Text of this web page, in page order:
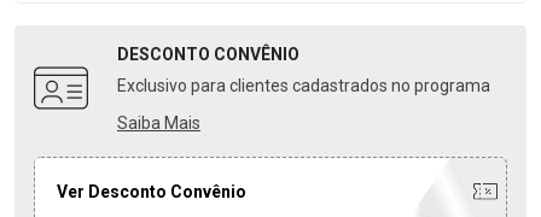
DESCONTO CONVÊNIO
Exclusivo para clientes cadastrados no programa
Saiba Mais
Ver Desconto Convênio